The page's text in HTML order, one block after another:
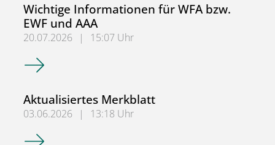
Wichtige Informationen für WFA bzw.
EWF und AAA
20.07.2026 |
15:07 Uhr
Wichtige Informationen für WFA bzw. EWF und AAA
Aktualisiertes Merkblatt
03.06.2026 |
13:18 Uhr
Aktualisiertes Merkblatt